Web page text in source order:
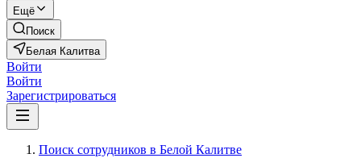
Ещё
Поиск
Белая Калитва
Войти
Войти
Зарегистрироваться
Поиск сотрудников в Белой Калитве